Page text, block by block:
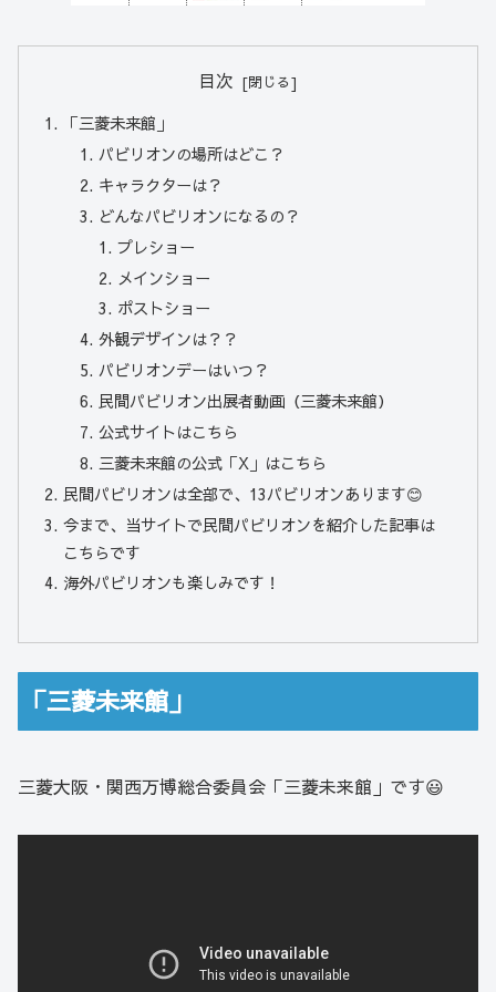
目次
「三菱未来館」
パビリオンの場所はどこ？
キャラクターは？
どんなパビリオンになるの？
プレショー
メインショー
ポストショー
外観デザインは？？
パビリオンデーはいつ？
民間パビリオン出展者動画（三菱未来館）
公式サイトはこちら
三菱未来館の公式「X」はこちら
民間パビリオンは全部で、13パビリオンあります😊
今まで、当サイトで民間パビリオンを紹介した記事は
こちらです
海外パビリオンも楽しみです！
「三菱未来館」
三菱大阪・関西万博総合委員会「三菱未来館」です😃